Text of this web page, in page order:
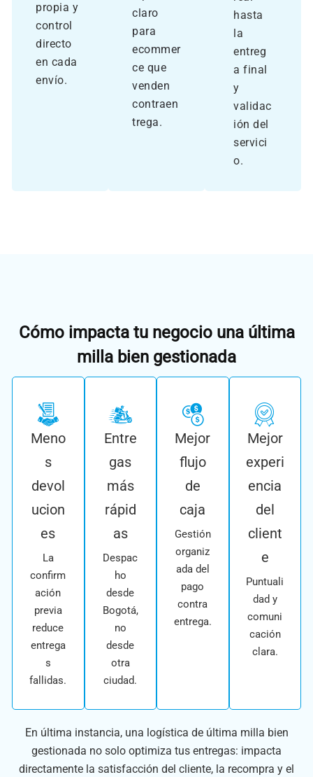
propia y
control
directo
en cada
envío.
claro
para
ecommer
ce que
venden
contraen
trega.
hasta
la
entreg
a final
y
validac
ión del
servici
o.
Cómo impacta tu negocio una última
milla bien gestionada
Meno
s
devol
ucion
es
La
confirm
ación
previa
reduce
entrega
s
fallidas.
Entre
gas
más
rápid
as
Despac
ho
desde
Bogotá,
no
desde
otra
ciudad.
Mejor
flujo
de
caja
Gestión
organiz
ada del
pago
contra
entrega.
Mejor
experi
encia
del
client
e
Puntuali
dad y
comuni
cación
clara.
En última instancia, una logística de última milla bien
gestionada no solo optimiza tus entregas: impacta
directamente la satisfacción del cliente, la recompra y el